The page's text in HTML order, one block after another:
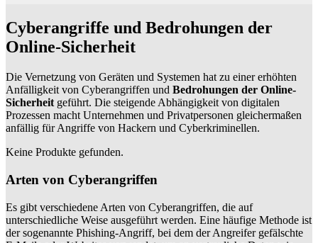
Cyberangriffe und Bedrohungen der
Online-Sicherheit
Die Vernetzung von Geräten und Systemen hat zu einer erhöhten
Anfälligkeit von Cyberangriffen und Bedrohungen der Online-
Sicherheit geführt. Die steigende Abhängigkeit von digitalen
Prozessen macht Unternehmen und Privatpersonen gleichermaßen
anfällig für Angriffe von Hackern und Cyberkriminellen.
Keine Produkte gefunden.
Arten von Cyberangriffen
Es gibt verschiedene Arten von Cyberangriffen, die auf
unterschiedliche Weise ausgeführt werden. Eine häufige Methode ist
der sogenannte Phishing-Angriff, bei dem der Angreifer gefälschte